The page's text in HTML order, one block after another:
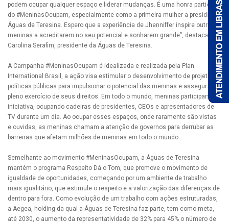
podem ocupar qualquer espaço e liderar mudanças. É uma honra participar
do #MeninasOcupam, especialmente como a primeira mulher a presidir a
Águas de Teresina. Espero que a experiência de Jhenniffer inspire outras
meninas a acreditarem no seu potencial e sonharem grande”, destaca
Carolina Serafim, presidente da Águas de Teresina.
A Campanha #MeninasOcupam é idealizada e realizada pela Plan
International Brasil, a ação visa estimular o desenvolvimento de projetos e
políticas públicas para impulsionar o potencial das meninas e assegurar o
pleno exercício de seus direitos. Em todo o mundo, meninas participam da
iniciativa, ocupando cadeiras de presidentes, CEOs e apresentadores de
TV durante um dia. Ao ocupar esses espaços, onde raramente são vistas
e ouvidas, as meninas chamam a atenção de governos para derrubar as
barreiras que afetam milhões de meninas em todo o mundo.
Semelhante ao movimento #MeninasOcupam, a Águas de Teresina
mantém o programa Respeito Dá o Tom, que promove o movimento de
igualdade de oportunidades, começando por um ambiente de trabalho
mais igualitário, que estimule o respeito e a valorização das diferenças de
dentro para fora. Como evolução de um trabalho com ações estruturadas,
a Aegea, holding da qual a Águas de Teresina faz parte, tem como meta,
até 2030, o aumento da representatividade de 32% para 45% o número de